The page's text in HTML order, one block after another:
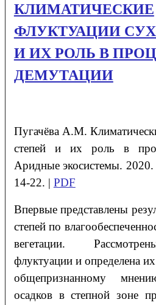
КЛИМАТИЧЕСКИЕ
ФЛУКТУАЦИИ
И ИХ РОЛЬ В
ДЕМУТАЦИИ
Пугачёва А.М.
степей и их роль в
Аридные экосистемы.
14-22. | PDF
Впервые представлены
степей по
вегетации.
флуктуации и определена
общепризнанному
осадков в степной зоне